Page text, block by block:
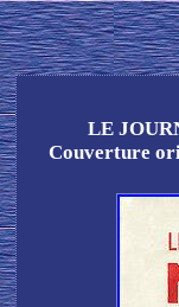
LE
Couverture